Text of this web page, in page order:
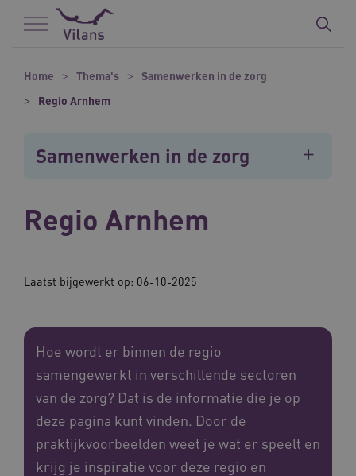
Naar hoofdinhoud
Naar footer
Home Thema's
Samenwerken in de zorg
Regio Arnhem
Samenwerken in de zorg
Regio Arnhem
Laatst bijgewerkt op: 06-10-2025
Hoe wordt er binnen de regio
samengewerkt in verschillende sectoren
van de zorg? Dat is de informatie die je op
deze pagina kunt vinden. Door de
praktijkvoorbeelden weet je wat er speelt en
krijg je inspiratie voor deze regio en